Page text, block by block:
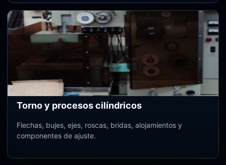
Torno y procesos cilíndricos
Flechas, bujes, ejes, roscas, bridas, alojamientos y
componentes de ajuste.